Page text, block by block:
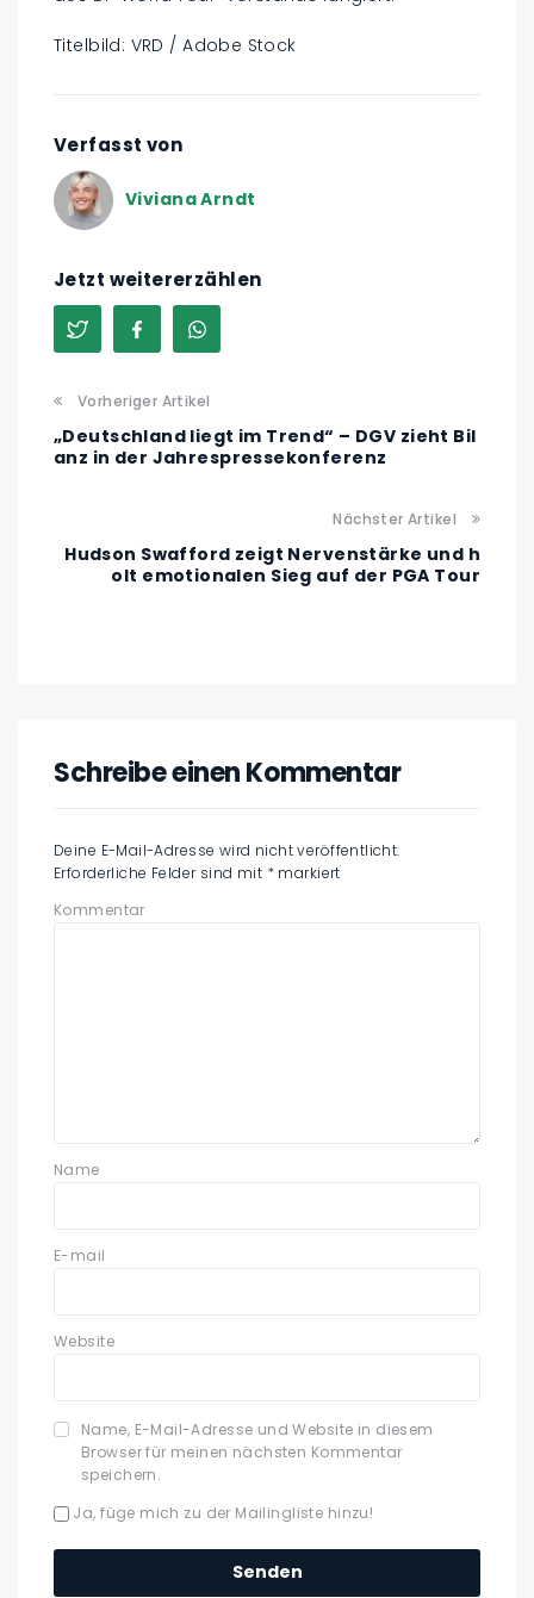
Titelbild: VRD / Adobe Stock
Verfasst von
Viviana Arndt
Jetzt weitererzählen
Vorheriger Artikel
„Deutschland liegt im Trend“ – DGV zieht Bil
anz in der Jahrespressekonferenz
Nächster Artikel
Hudson Swafford zeigt Nervenstärke und h
olt emotionalen Sieg auf der PGA Tour
Schreibe einen Kommentar
Deine E-Mail-Adresse wird nicht veröffentlicht.
Erforderliche Felder sind mit * markiert
Kommentar
Name
E-mail
Website
Name, E-Mail-Adresse und Website in diesem
Browser für meinen nächsten Kommentar
speichern.
Ja, füge mich zu der Mailingliste hinzu!